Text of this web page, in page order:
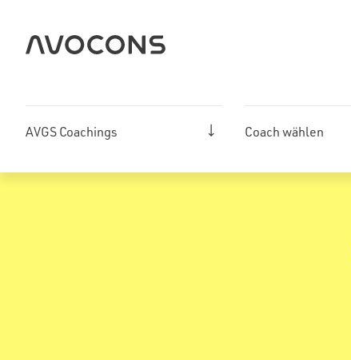
springen
AVGS Coachings Coach wählen